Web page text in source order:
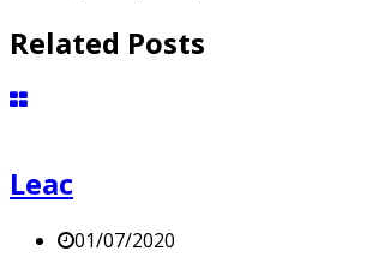
Related Posts
Leac
01/07/2020